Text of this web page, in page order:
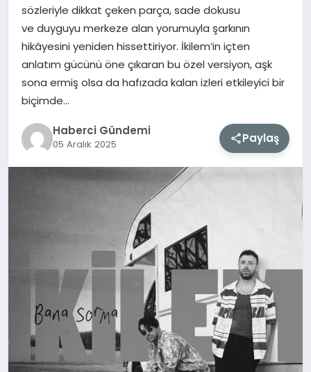
SAĞLIK
TEKNOLOJI
sözleriyle dikkat çeken parça, sade dokusu
ve duyguyu merkeze alan yorumuyla şarkının
hikâyesini yeniden hissettiriyor. İkilem’in içten
anlatım gücünü öne çıkaran bu özel versiyon, aşk
sona ermiş olsa da hafızada kalan izleri etkileyici bir
biçimde…
Haberci Gündemi
05 Aralık 2025 Paylaş